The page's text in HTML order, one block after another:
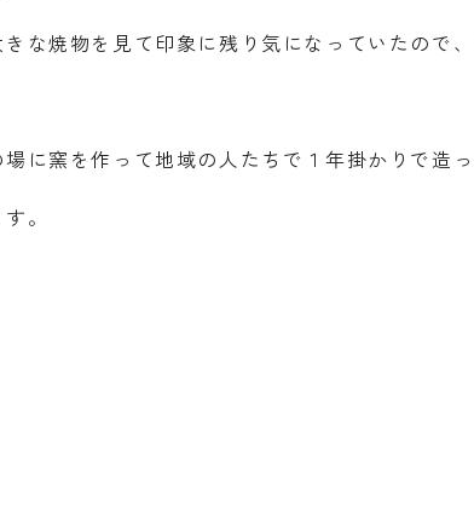
な焼物を見て印象に残り気になっていたので
に窯を作って地域の人たちで１年掛かりで造っ
。